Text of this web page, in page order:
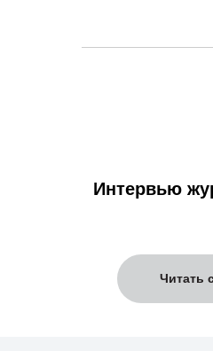
Читать
Интервью